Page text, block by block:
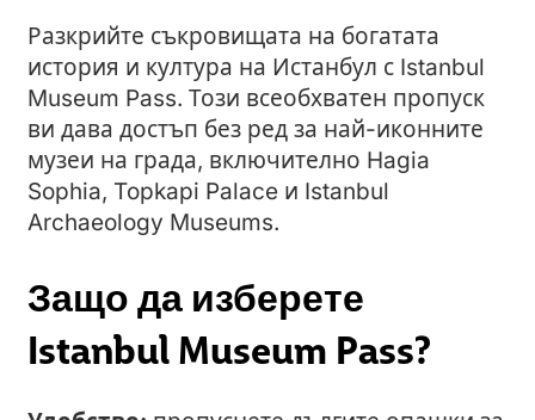
Разкрийте съкровищата на богатата
история и култура на Истанбул с Istanbul
Museum Pass. Този всеобхватен пропуск
ви дава достъп без ред за най-иконните
музеи на града, включително Hagia
Sophia, Topkapi Palace и Istanbul
Archaeology Museums.
Защо да изберете
Istanbul Museum Pass?